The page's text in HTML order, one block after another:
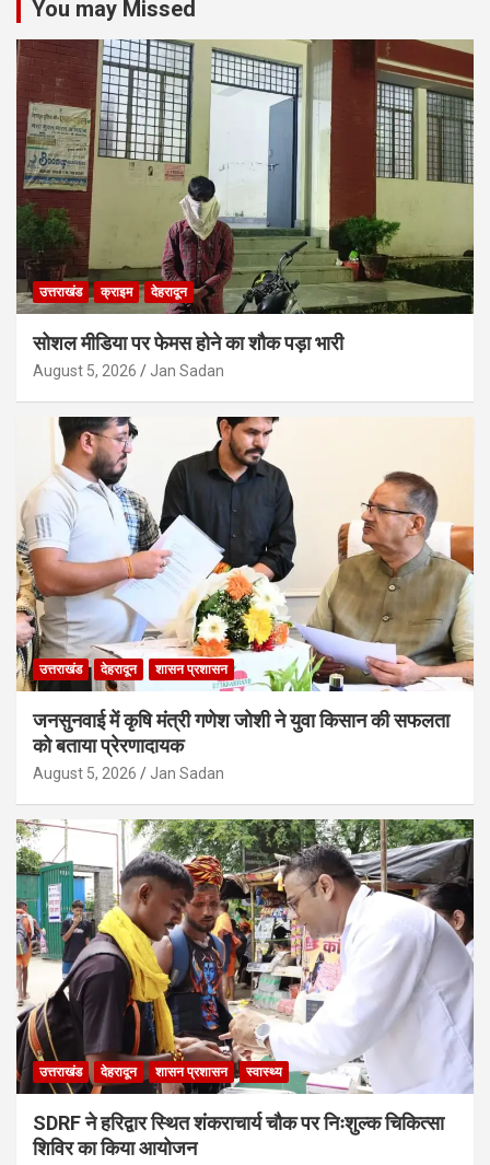
You may Missed
उत्तराखंड क्राइम देहरादून
सोशल मीडिया पर फेमस होने का शौक पड़ा भारी
August 5, 2026 Jan Sadan
उत्तराखंड देहरादून शासन प्रशासन
जनसुनवाई में कृषि मंत्री गणेश जोशी ने युवा किसान की सफलता
को बताया प्रेरणादायक
August 5, 2026 Jan Sadan
उत्तराखंड देहरादून शासन प्रशासन स्वास्थ्य
SDRF ने हरिद्वार स्थित शंकराचार्य चौक पर निःशुल्क चिकित्सा
शिविर का किया आयोजन